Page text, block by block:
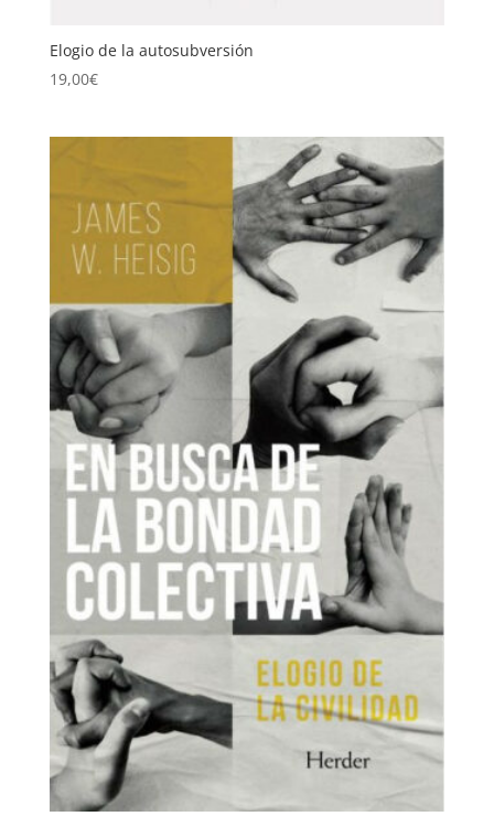
Elogio de la autosubversión
19,00€